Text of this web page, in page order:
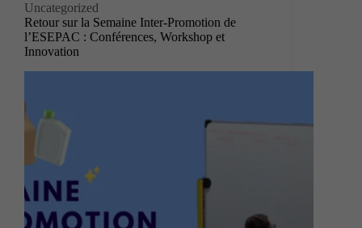
Uncategorized
Retour sur la Semaine Inter-Promotion de
l’ESEPAC : Conférences, Workshop et
Innovation